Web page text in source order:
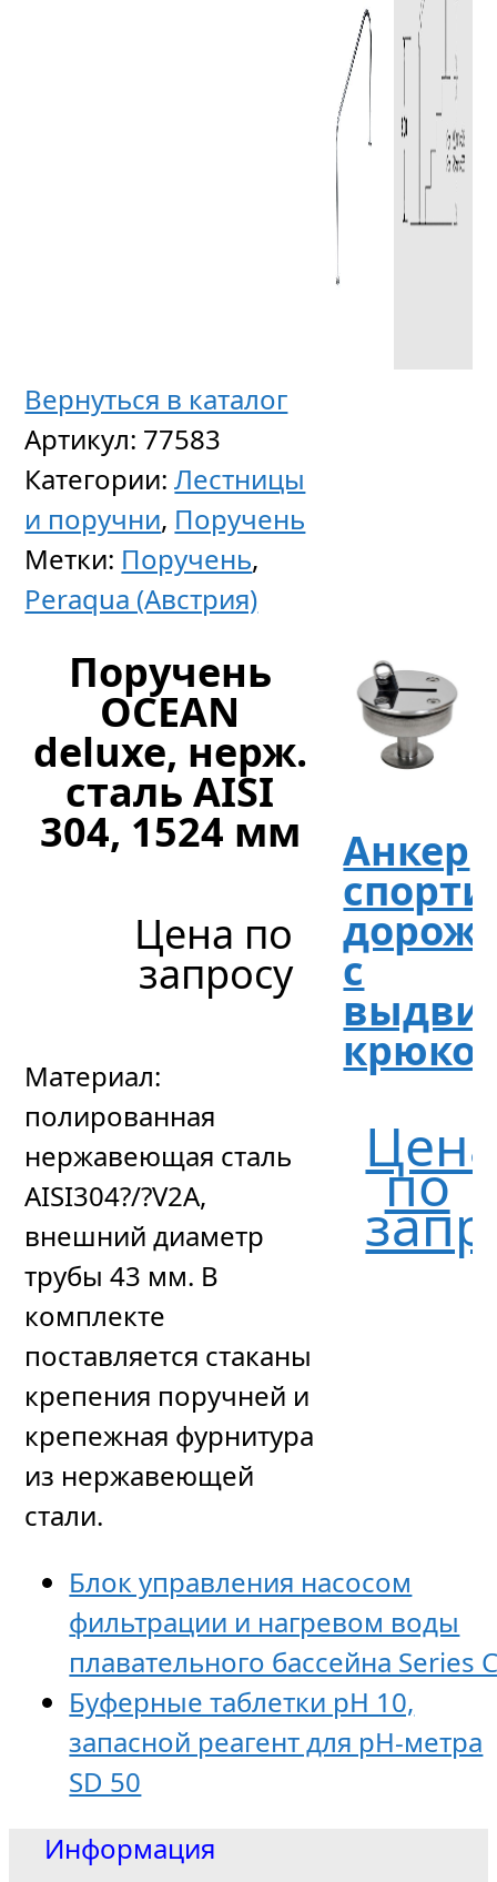
Вернуться в каталог
Артикул: 77583
Категории:Лестницы
и поручни, Поручень
Метки: Поручень,
Peraqua (Австрия)
Поручень
OCEAN
deluxe, нерж.
сталь AISI
304, 1524 мм
Цена по
запросу
Материал:
полированная
нержавеющая сталь
AISI304?/?V2A,
внешний диаметр
трубы 43 мм. В
комплекте
поставляется стаканы
крепения поручней и
крепежная фурнитура
из нержавеющей
стали.
Анкер
Анкер
с
по
Блок управления насосом
фильтрации и нагревом воды
плавательного бассейна Series
Буферные таблетки pH 10,
запасной реагент для pH-метра
SD 50
Информация